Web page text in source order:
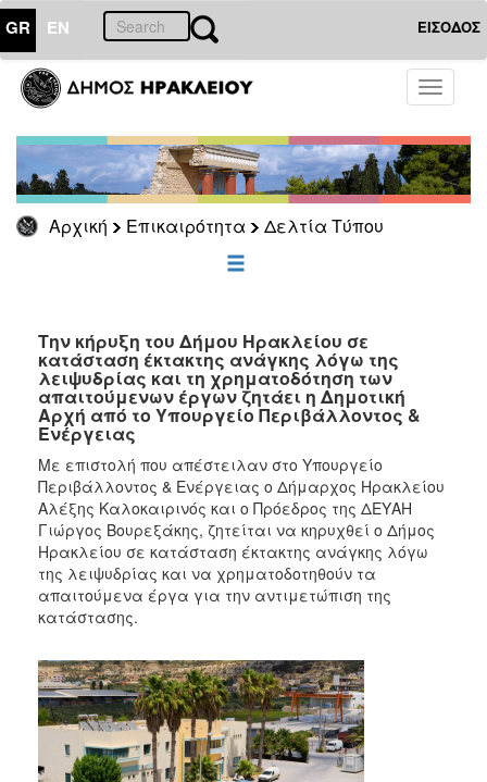
GR EN ΕΙΣΟΔΟΣ
Toggle
Αρχική Επικαιρότητα Δελτία Τύπου
ΕΠΙΚΑΙΡΟΤΗΤΑ
Τύπου
Αρχείο
ΕΠΙΣΚΕΠΤΗΣ
ΗΡΑΚΛΕΙΟ
Την κήρυξη του Δήμου Ηρακλείου σε
κατάσταση έκτακτης ανάγκης λόγω της
λειψυδρίας και τη χρηματοδότηση των
απαιτούμενων έργων ζητάει η Δημοτική
Αρχή από το Υπουργείο Περιβάλλοντος &
Ενέργειας
Με επιστολή που απέστειλαν στο Υπουργείο
Περιβάλλοντος & Ενέργειας ο Δήμαρχος Ηρακλείου
Αλέξης Καλοκαιρινός και ο Πρόεδρος της ΔΕΥΑΗ
Γιώργος Βουρεξάκης, ζητείται να κηρυχθεί ο Δήμος
Ηρακλείου σε κατάσταση έκτακτης ανάγκης λόγω
της λειψυδρίας και να χρηματοδοτηθούν τα
απαιτούμενα έργα για την αντιμετώπιση της
κατάστασης.